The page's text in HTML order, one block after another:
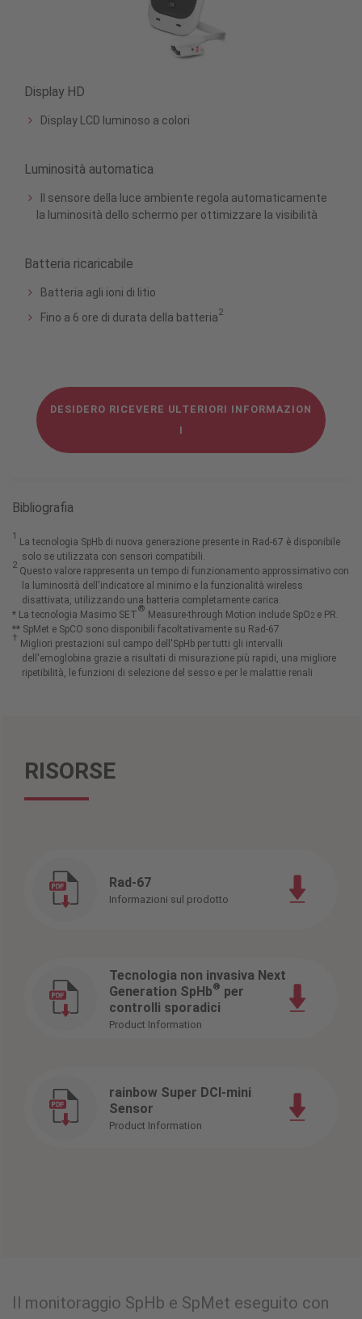
Display HD
Display LCD luminoso a colori
Luminosità automatica
Il sensore della luce ambiente regola automaticamente
la luminosità dello schermo per ottimizzare la visibilità
Batteria ricaricabile
Batteria agli ioni di litio
Fino a 6 ore di durata della batteria2
DESIDERO RICEVERE ULTERIORI INFORMAZION
I
Bibliografia
1 La tecnologia SpHb di nuova generazione presente in Rad-67 è disponibile
solo se utilizzata con sensori compatibili.
2 Questo valore rappresenta un tempo di funzionamento approssimativo con
la luminosità dell'indicatore al minimo e la funzionalità wireless
disattivata, utilizzando una batteria completamente carica.
* La tecnologia Masimo SET® Measure-through Motion include SpO2 e PR.
** SpMet e SpCO sono disponibili facoltativamente su Rad-67
† Migliori prestazioni sul campo dell'SpHb per tutti gli intervalli
dell'emoglobina grazie a risultati di misurazione più rapidi, una migliore
ripetibilità, le funzioni di selezione del sesso e per le malattie renali
RISORSE
Rad-67
Informazioni sul prodotto
Tecnologia non invasiva Next
Generation SpHb® per
controlli sporadici
Product Information
rainbow Super DCI-mini
Sensor
Product Information
Il monitoraggio SpHb e SpMet eseguito con